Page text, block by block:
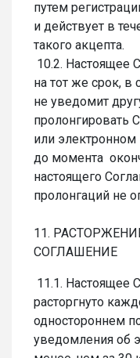
путем
и действует в
такого акцепта.
10.2. Настоящее
на тот же срок, в
не уведомит
пролонгировать
или
до момента
настоящего
пролонгаций не
11.
СОГЛАШЕНИЕ
11.1. Настоящее
расторгнуто
одностороннем
уведомления об